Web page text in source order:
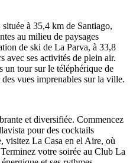
à 35,4 km de Santiago,
au milieu de paysages
de ski de La Parva, à 33,8
avec ses activités de plein air.
un tour sur le téléphérique de
vues imprenables sur la ville.
et diversifiée. Commencez
pour des cocktails
visitez La Casa en el Aire, où
votre soirée au Club La